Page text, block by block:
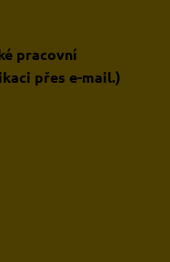
pracovní
přes e-mail.)